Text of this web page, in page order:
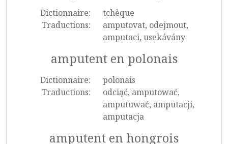
Dictionnaire:
tchèque
Traductions:
amputovat, odejmout,
amputaci, usekávány
amputent en polonais
Dictionnaire:
polonais
Traductions:
odciąć, amputować,
amputuwać, amputacji,
amputacja
amputent en hongrois